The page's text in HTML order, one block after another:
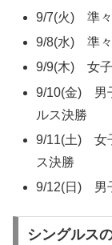
9/7(火) 準
9/8(水) 準
9/9(木) 女
9/10(金) 男
ルス決勝
9/11(土) 女
ス決勝
9/12(日) 男
シングルス